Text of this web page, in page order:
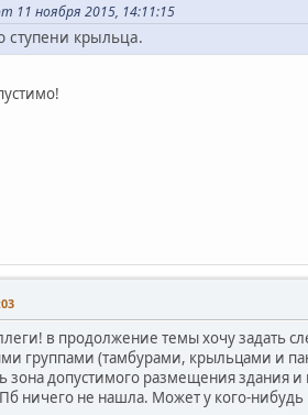
11 ноября 2015, 14:11:15
ступени крыльца.
в продолжение темы хочу задать
группами (тамбурами, крыльцами и
зона допустимого размещения
ничего не нашла. Может у кого-нибудь